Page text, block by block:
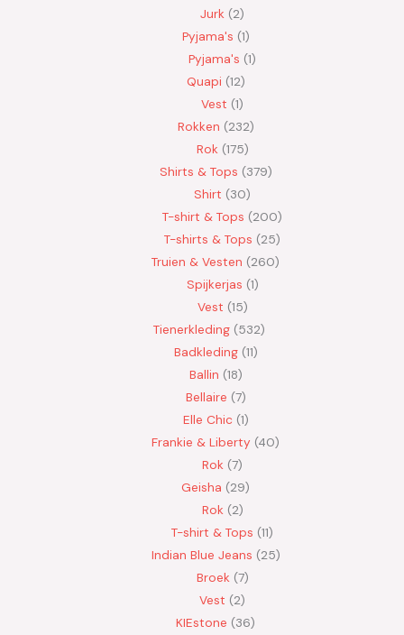
Jurk
2
Pyjama's 1
Pyjama's 1
Quapi 12
Vest 1
Rokken 232
Rok 175
Shirts & Tops 379
Shirt
30
T-shirt & Tops
200
T-shirts & Tops
25
Truien & Vesten
260
Spijkerjas 1
Vest 15
Tienerkleding 532
Badkleding 11
Ballin 18
Bellaire 7
Elle Chic 1
Frankie & Liberty 40
Rok 7
Geisha
29
Rok 2
T-shirt & Tops 11
Indian Blue Jeans 25
Broek 7
Vest
2
KIEstone
36